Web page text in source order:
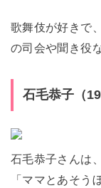
歌舞伎が好きで
の司会や聞き役
石毛恭子（
石毛恭子さんは
「ママとあそう